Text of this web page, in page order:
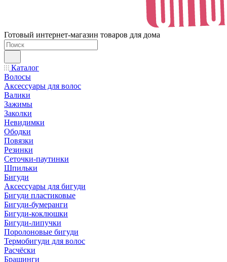
Готовый интернет-магазин товаров для дома
Каталог
Волосы
Аксессуары для волос
Валики
Зажимы
Заколки
Невидимки
Ободки
Повязки
Резинки
Сеточки-паутинки
Шпильки
Бигуди
Аксессуары для бигуди
Бигуди пластиковые
Бигуди-бумеранги
Бигуди-коклюшки
Бигуди-липучки
Поролоновые бигуди
Термобигуди для волос
Расчёски
Брашинги